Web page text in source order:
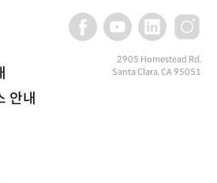
을 완화할 가능성을 시사하며 파운드화는
유지했다. 다만 달러는 목요일(9일, 현지시각)
락 전환했다. 한편 중국은 4월 수출입
세로 글로벌 경제의 회복 가능성을 시사했다.
글로벌 경제 회복 가능성에 2주 간의
다.
안내
2905 Homestead Rd,
Santa Clara, CA 95051